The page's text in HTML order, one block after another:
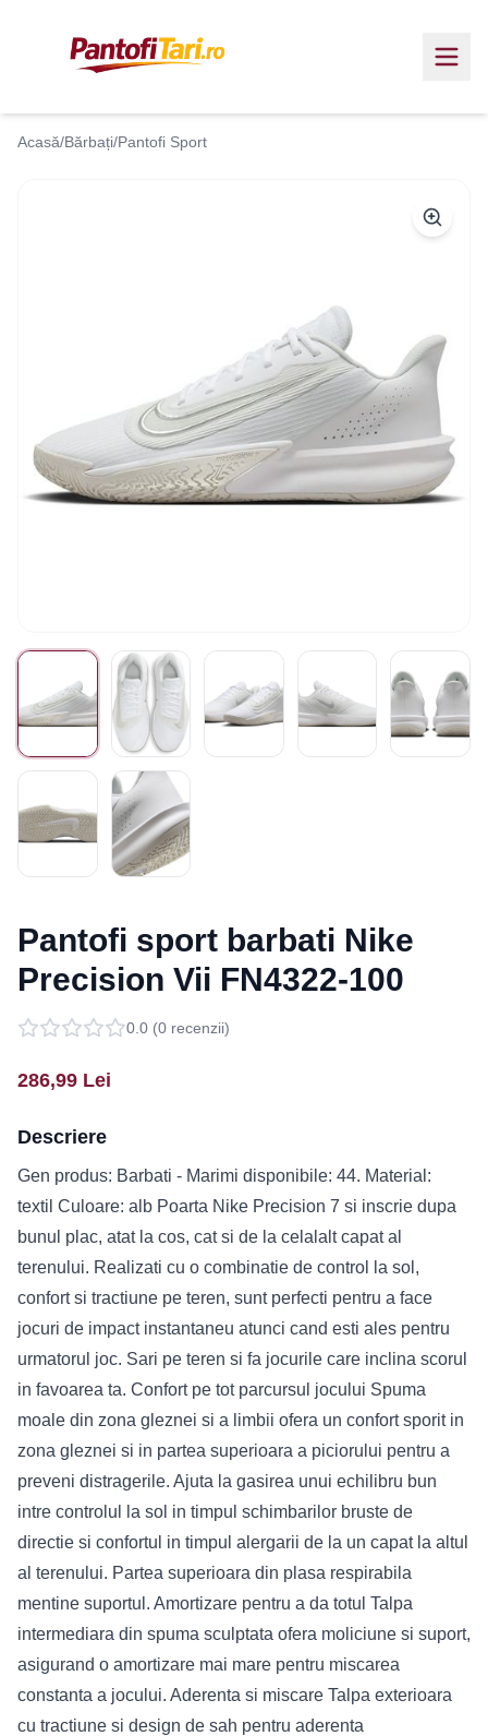
Acasă/Bărbați/Pantofi Sport
Pantofi sport barbati Nike
Precision Vii FN4322-100
0.0 (0 recenzii)
286,99 Lei
Descriere
Gen produs: Barbati - Marimi disponibile: 44. Material:
textil Culoare: alb Poarta Nike Precision 7 si inscrie dupa
bunul plac, atat la cos, cat si de la celalalt capat al
terenului. Realizati cu o combinatie de control la sol,
confort si tractiune pe teren, sunt perfecti pentru a face
jocuri de impact instantaneu atunci cand esti ales pentru
urmatorul joc. Sari pe teren si fa jocurile care inclina scorul
in favoarea ta. Confort pe tot parcursul jocului Spuma
moale din zona gleznei si a limbii ofera un confort sporit in
zona gleznei si in partea superioara a piciorului pentru a
preveni distragerile. Ajuta la gasirea unui echilibru bun
intre controlul la sol in timpul schimbarilor bruste de
directie si confortul in timpul alergarii de la un capat la altul
al terenului. Partea superioara din plasa respirabila
mentine suportul. Amortizare pentru a da totul Talpa
intermediara din spuma sculptata ofera moliciune si suport,
asigurand o amortizare mai mare pentru miscarea
constanta a jocului. Aderenta si miscare Talpa exterioara
cu tractiune si design de sah pentru aderenta